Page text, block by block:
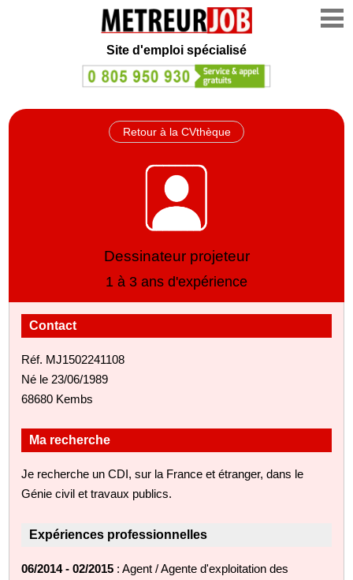
Site d'emploi spécialisé
Retour à la CVthèque
Dessinateur projeteur
1 à 3 ans d'expérience
Contact
Réf. MJ1502241108
Né le 23/06/1989
68680 Kembs
Ma recherche
Je recherche un CDI, sur la France et étranger, dans le
Génie civil et travaux publics.
Expériences professionnelles
06/2014 - 02/2015 : Agent / Agente d'exploitation des